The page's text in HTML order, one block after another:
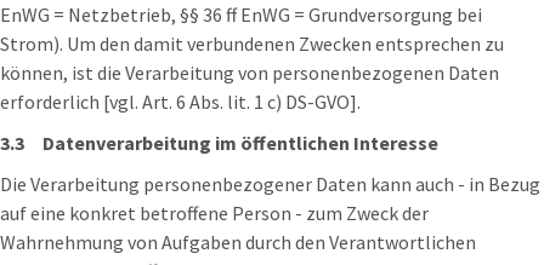
EnWG = Netzbetrieb, §§ 36 ff EnWG = Grundversorgung bei
Strom). Um den damit verbundenen Zwecken entsprechen zu
können, ist die Verarbeitung von personenbezogenen Daten
erforderlich [vgl. Art. 6 Abs. lit. 1 c) DS-GVO].
3.3 Datenverarbeitung im öffentlichen Interesse
Die Verarbeitung personenbezogener Daten kann auch - in Bezug
auf eine konkret betroffene Person - zum Zweck der
Wahrnehmung von Aufgaben durch den Verantwortlichen